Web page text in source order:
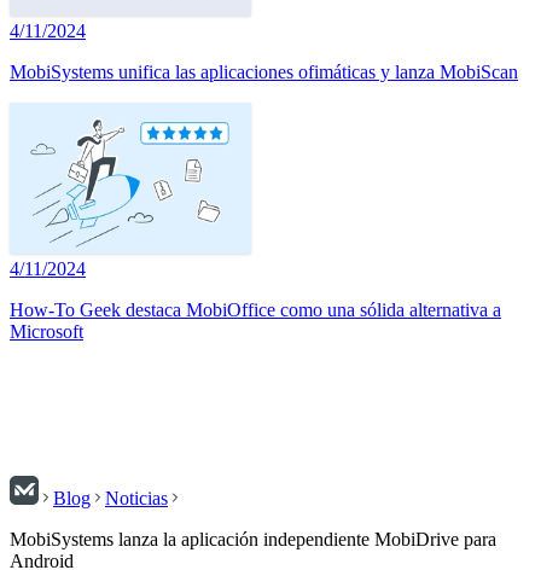
4/11/2024
MobiSystems unifica las aplicaciones ofimáticas y lanza MobiScan
4/11/2024
How-To Geek destaca MobiOffice como una sólida alternativa a
Microsoft
Blog
Noticias
MobiSystems lanza la aplicación independiente MobiDrive para
Android